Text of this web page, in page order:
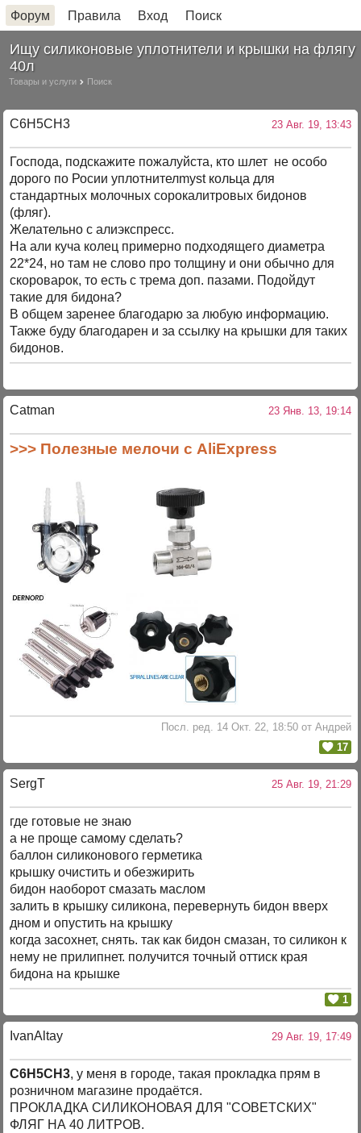
Форум Правила Вход Поиск
Ищу силиконовые уплотнители и крышки на флягу
40л
Товары и услуги Поиск
C6H5CH3 23 Авг. 19, 13:43
Господа, подскажите пожалуйста, кто шлет не особо
дорого по Росии уплотнителmyst кольца для
стандартных молочных сорокалитровых бидонов
(фляг).
Желательно с алиэкспресс.
На али куча колец примерно подходящего диаметра
22*24, но там не слово про толщину и они обычно для
скороварок, то есть с трема доп. пазами. Подойдут
такие для бидона?
В общем заренее благодарю за любую информацию.
Также буду благодарен и за ссылку на крышки для таких
бидонов.
Catman 23 Янв. 13, 19:14
>>> Полезные мелочи с AliExpress
Посл. ред. 14 Окт. 22, 18:50 от Андрей
17
SergT 25 Авг. 19, 21:29
где готовые не знаю
а не проще самому сделать?
баллон силиконового герметика
крышку очистить и обезжирить
бидон наоборот смазать маслом
залить в крышку силикона, перевернуть бидон вверх
дном и опустить на крышку
когда засохнет, снять. так как бидон смазан, то силикон к
нему не прилипнет. получится точный оттиск края
бидона на крышке
1
IvanAltay 29 Авг. 19, 17:49
C6H5CH3, у меня в городе, такая прокладка прям в
розничном магазине продаётся.
ПРОКЛАДКА СИЛИКОНОВАЯ ДЛЯ "СОВЕТСКИХ"
ФЛЯГ НА 40 ЛИТРОВ.